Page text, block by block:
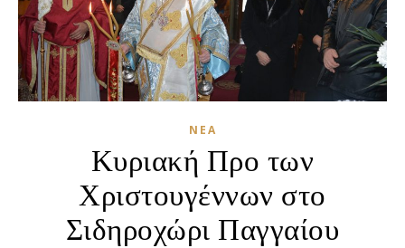
ΝΈΑ
Κυριακή Προ των
Χριστουγέννων στο
Σιδηροχώρι Παγγαίου